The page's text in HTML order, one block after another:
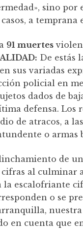
sino por
a temprana
91 muertes
De estás
sus variadas
policial en
dados de
defensa. Los
de atracos, a
o armas
de
al culminar
la escalofriante
o se
en cuenta que